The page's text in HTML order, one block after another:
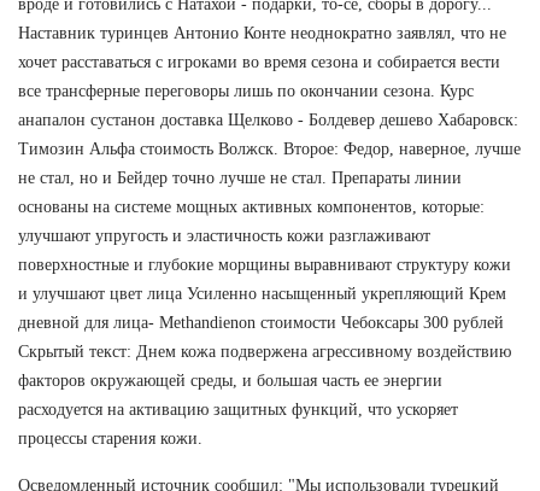
вроде и готовились с Натахой - подарки, то-се, сборы в дорогу...
Наставник туринцев Антонио Конте неоднократно заявлял, что не
хочет расставаться с игроками во время сезона и собирается вести
все трансферные переговоры лишь по окончании сезона. Курс
анапалон сустанон доставка Щелково - Болдевер дешево Хабаровск:
Tимозин Альфа стоимость Волжск. Второе: Федор, наверное, лучше
не стал, но и Бейдер точно лучше не стал. Препараты линии
основаны на системе мощных активных компонентов, которые:
улучшают упругость и эластичность кожи разглаживают
поверхностные и глубокие морщины выравнивают структуру кожи
и улучшают цвет лица Усиленно насыщенный укрепляющий Крем
дневной для лица- Methandienon стоимости Чебоксары 300 рублей
Скрытый текст: Днем кожа подвержена агрессивному воздействию
факторов окружающей среды, и большая часть ее энергии
расходуется на активацию защитных функций, что ускоряет
процессы старения кожи.
Осведомленный источник сообщил: "Мы использовали турецкий